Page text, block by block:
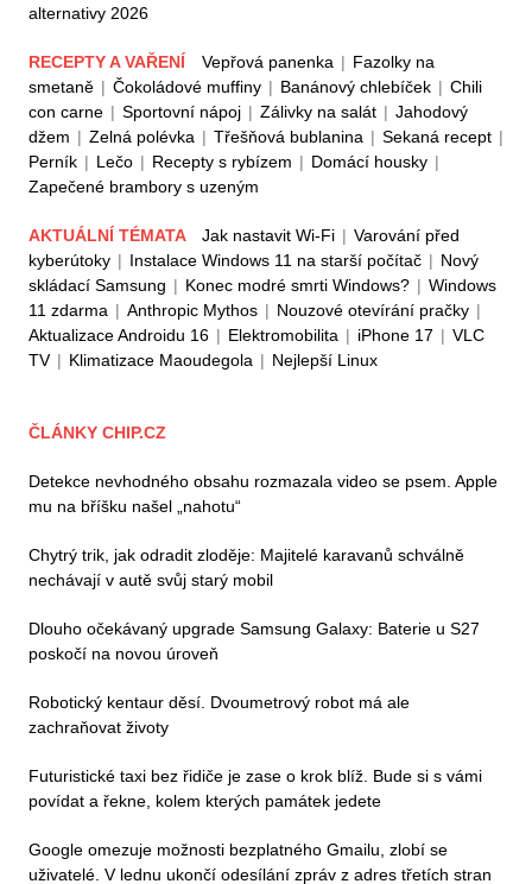
alternativy 2026
RECEPTY A VAŘENÍ Vepřová panenka | Fazolky na
smetaně | Čokoládové muffiny | Banánový chlebíček | Chili
con carne | Sportovní nápoj | Zálivky na salát | Jahodový
džem | Zelná polévka | Třešňová bublanina | Sekaná recept |
Perník | Lečo | Recepty s rybízem | Domácí housky |
Zapečené brambory s uzeným
AKTUÁLNÍ TÉMATA Jak nastavit Wi-Fi | Varování před
kyberútoky | Instalace Windows 11 na starší počítač | Nový
skládací Samsung | Konec modré smrti Windows? | Windows
11 zdarma | Anthropic Mythos | Nouzové otevírání pračky |
Aktualizace Androidu 16 | Elektromobilita | iPhone 17 | VLC
TV | Klimatizace Maoudegola | Nejlepší Linux
ČLÁNKY CHIP.CZ
Detekce nevhodného obsahu rozmazala video se psem. Apple
mu na bříšku našel „nahotu“
Chytrý trik, jak odradit zloděje: Majitelé karavanů schválně
nechávají v autě svůj starý mobil
Dlouho očekávaný upgrade Samsung Galaxy: Baterie u S27
poskočí na novou úroveň
Robotický kentaur děsí. Dvoumetrový robot má ale
zachraňovat životy
Futuristické taxi bez řidiče je zase o krok blíž. Bude si s vámi
povídat a řekne, kolem kterých památek jedete
Google omezuje možnosti bezplatného Gmailu, zlobí se
uživatelé. V lednu ukončí odesílání zpráv z adres třetích stran